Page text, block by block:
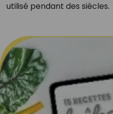
utilisé pendant des siècles.